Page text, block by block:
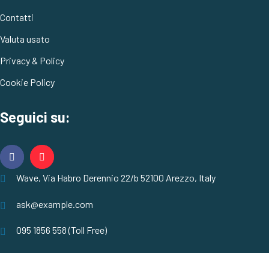
Contatti
Valuta usato
Privacy & Policy
Cookie Policy
Seguici su:
Wave, Via Habro Derennio 22/b 52100 Arezzo, Italy
ask@example.com
095 1856 558 (Toll Free)